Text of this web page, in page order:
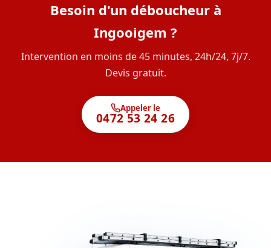
Besoin d'un déboucheur à
Ingooigem ?
Intervention en moins de 45 minutes, 24h/24, 7j/7.
Devis gratuit.
Appeler le
0472 53 24 26